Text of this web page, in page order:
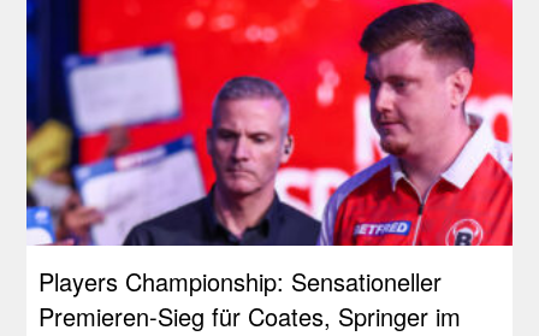
Players Championship: Sensationeller
Premieren-Sieg für Coates, Springer im